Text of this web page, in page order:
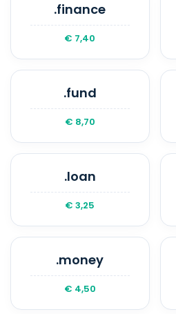
.finance
€ 7,40
.fund
€ 8,70
.loan
€ 3,25
.money
€ 4,50